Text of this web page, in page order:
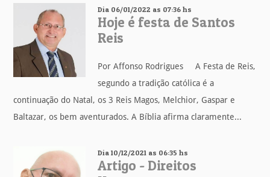
Dia 06/01/2022 as 07:36 hs
Hoje é festa de Santos
Reis
Por Affonso Rodrigues A Festa de Reis,
segundo a tradição católica é a
continuação do Natal, os 3 Reis Magos, Melchior, Gaspar e
Baltazar, os bem aventurados. A Bíblia afirma claramente...
Dia 10/12/2021 as 06:35 hs
Artigo - Direitos